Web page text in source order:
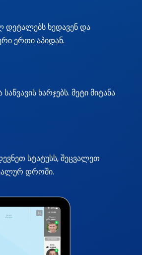
დეტალებს ხედავენ და
ერთი აპიდან.
ხარჯებს. მეტი მიტანა
სტატუსს, შეცვალეთ
დროში.